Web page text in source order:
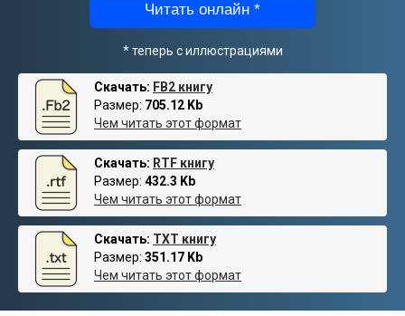
Читать онлайн *
* теперь с иллюстрациями
Скачать: FB2 книгу
Размер: 705.12 Kb
Чем читать этот формат
Скачать: RTF книгу
Размер: 432.3 Kb
Чем читать этот формат
Скачать: TXT книгу
Размер: 351.17 Kb
Чем читать этот формат